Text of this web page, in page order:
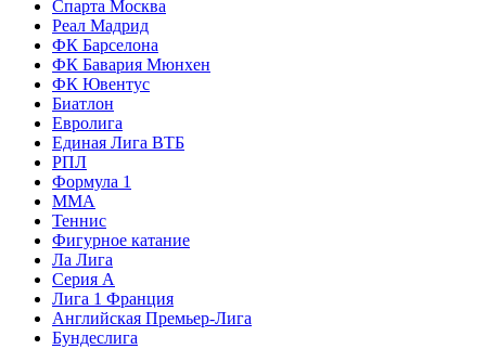
Спарта Москва
Реал Мадрид
ФК Барселона
ФК Бавария Мюнхен
ФК Ювентус
Биатлон
Евролига
Единая Лига ВТБ
РПЛ
Формула 1
MMA
Теннис
Фигурное катание
Ла Лига
Серия А
Лига 1 Франция
Английская Премьер-Лига
Бундеслига